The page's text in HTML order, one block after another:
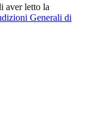
aver letto la
Generali di